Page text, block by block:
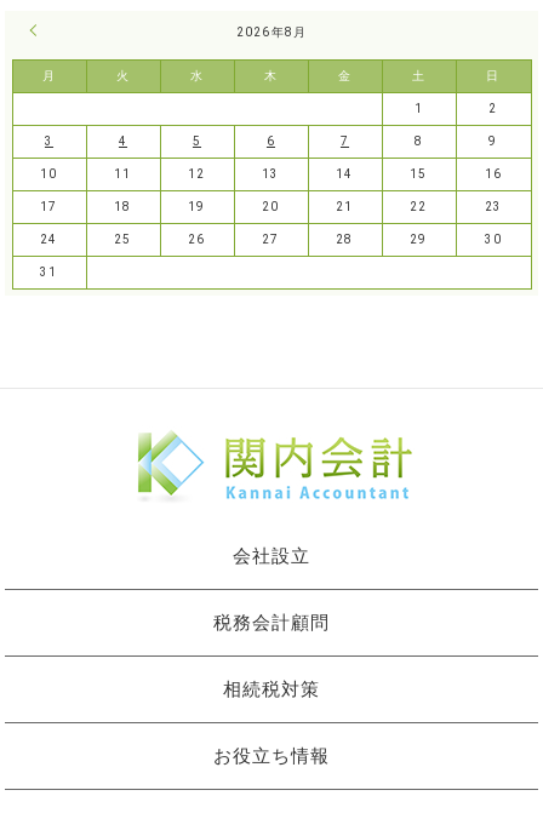
2026年8月
月 火 水 木 金 土 日
1 2
3 4 5 6 7 8 9
10 11 12 13 14 15 16
17 18 19 20 21 22 23
24 25 26 27 28 29 30
31
会社設立
税務会計顧問
相続税対策
お役立ち情報